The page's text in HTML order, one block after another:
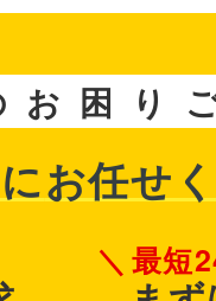
お 困 り
お任せ
最短